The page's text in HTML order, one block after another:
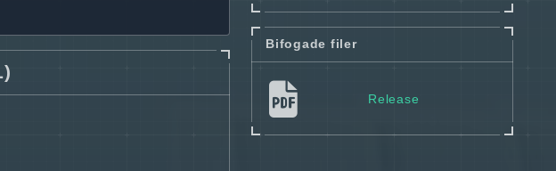
Bifogade filer
Release